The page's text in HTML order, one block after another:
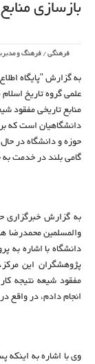
بازسازی
فرهنگی /فرهنگ و
به گزارش "پایگاه
منابع تاریخی مفقود
دانشگاهیان است که
گامی بلند در خدمت
به گزارش خبرگزاری
والمسلمین محمدرضا
پژوهشگران این
مفقود شیعه نتیجه
انجام دادم، در واقع
وی با اشاره به